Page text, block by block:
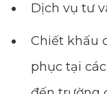
Dịch vụ tư
Chiết khấu
phục tại